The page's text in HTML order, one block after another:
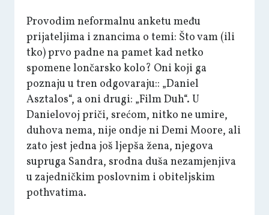
Provodim neformalnu anketu među
prijateljima i znancima o temi: Što vam (ili
tko) prvo padne na pamet kad netko
spomene lončarsko kolo? Oni koji ga
poznaju u tren odgovaraju:: „Daniel
Asztalos“, a oni drugi: „Film Duh“. U
Danielovoj priči, srećom, nitko ne umire,
duhova nema, nije ondje ni Demi Moore, ali
zato jest jedna još ljepša žena, njegova
supruga Sandra, srodna duša nezamjenjiva
u zajedničkim poslovnim i obiteljskim
pothvatima.